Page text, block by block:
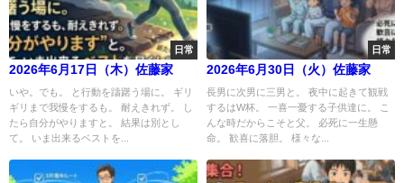
日常
2026年6月17日（木）佐藤家
いや。でも。 と行動を躊躇う場に。 ギリ
ギリまで我慢をするも。 耐えきれず。 し
たら自分がやりますと。 結果は別とし
て。 いま出来るベストを...
日常
2026年6月30日（火）佐藤家
長男に次男に三男と。 夜中に起きて観戦
するはW杯。 一喜一憂する子供達に。 こ
んな時だからこそと父。 必死に一生懸
命。 歓喜に落胆。 様々な...